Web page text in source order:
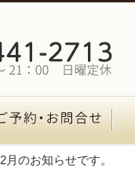
2月のお知らせです。